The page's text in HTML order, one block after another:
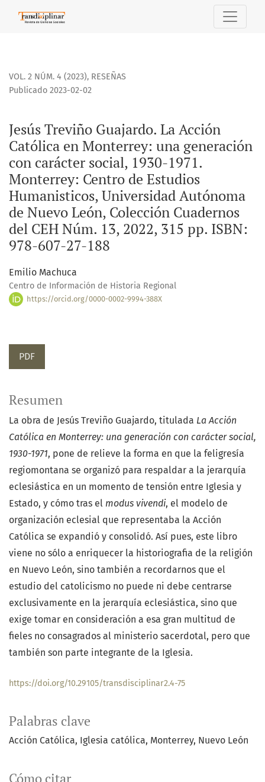
Jesús Treviño Guajardo. La Acción Católica en Monterrey:
VOL. 2 NÚM. 4 (2023), RESEÑAS
Jesús Treviño Guajardo. La Acción
Católica en Monterrey: una generación
con carácter social, 1930-1971.
Monterrey: Centro de Estudios
Humanisticos, Universidad Autónoma
de Nuevo León, Colección Cuadernos
del CEH Núm. 13, 2022, 315 pp. ISBN:
978-607-27-188
Publicado 2023-02-02
Emilio Machuca
Centro de Información de Historia Regional
https://orcid.org/0000-0002-9994-388X
PDF
Palabras clave
Acción Católica Iglesia católica Monterrey Nuevo León
Cómo citar
Resumen
La obra de Jesús Treviño Guajardo, titulada La Acción
Católica en Monterrey: una generación con carácter social,
1930-1971, pone de relieve la forma en que la feligresía
regiomontana se organizó para respaldar a la jerarquía
eclesiástica en un momento de tensión entre Iglesia y
Estado, y cómo tras el modus vivendi, el modelo de
organización eclesial que representaba la Acción
Católica se expandió y consolidó. Así pues, este libro
viene no sólo a enriquecer la historiografia de la religión
en Nuevo León, sino también a recordarnos que el
estudio del catolicismo no puede ni debe centrarse
exclusivamente en la jerarquía eclesiástica, sino que
exige tomar en consideración a esa gran multitud de
fieles no consagrados al ministerio sacerdotal, pero que
también son parte integrante de la Iglesia.
https://doi.org/10.29105/transdisciplinar2.4-75